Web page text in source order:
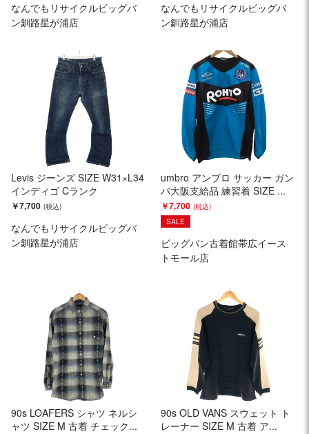
なんでもリサイクルビッグバ
ン釧路星が浦店
なんでもリサイクルビッグバ
ン釧路星が浦店
Levis ジーンズ SIZE W31×L34
インディゴ Cランク
￥7,700
なんでもリサイクルビッグバ
ン釧路星が浦店
umbro アンブロ サッカー ガン
バ大阪支給品 練習着 SIZE ...
￥7,700
SALE
ビッグバン古着館帯広イース
トモール店
90s LOAFERS シャツ ネルシ
ャツ SIZE M 古着 チェック...
90s OLD VANS スウェット ト
レーナー SIZE M 古着 ア...